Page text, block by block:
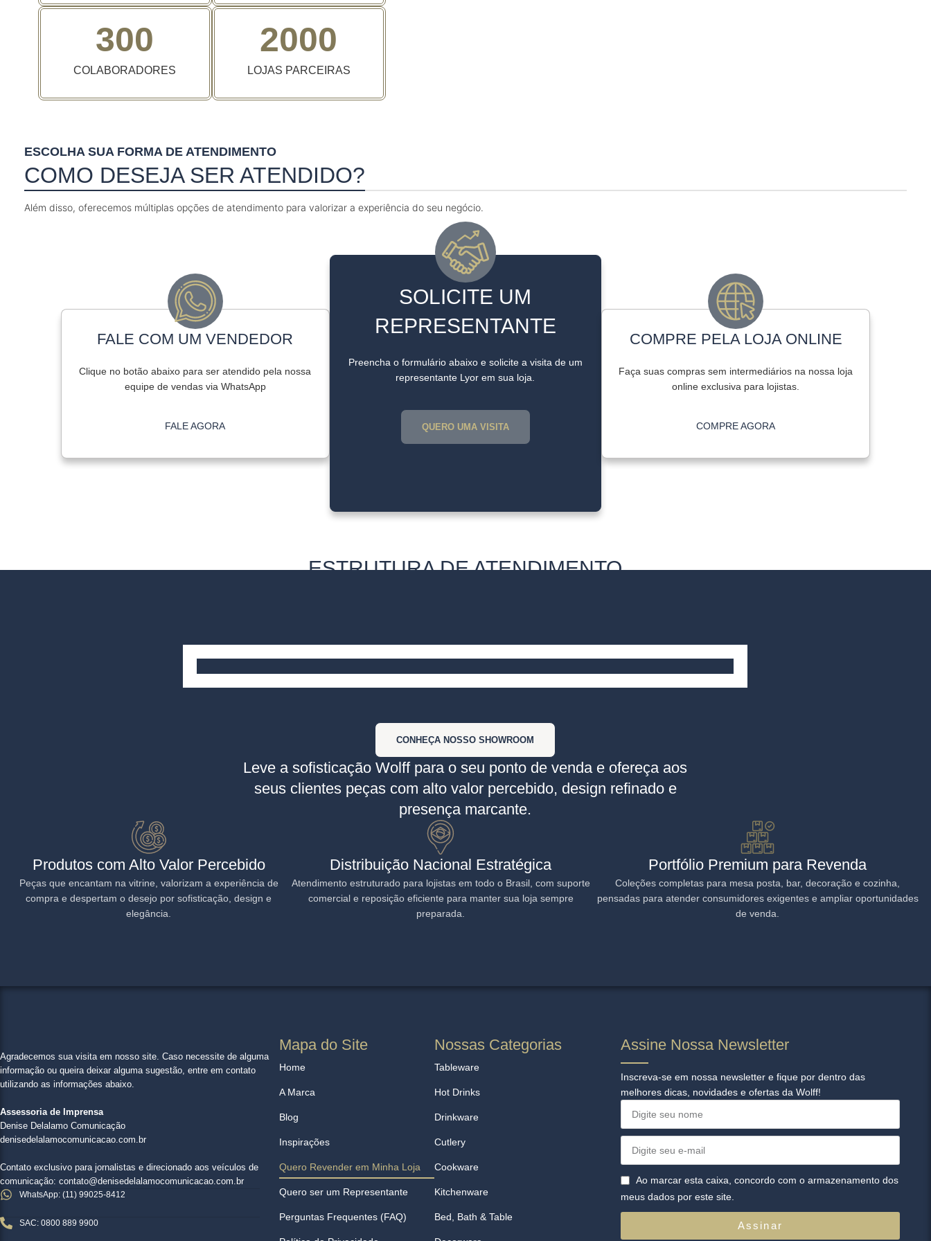
COLABORADORES
300
LOJAS PARCEIRAS
2000
ESCOLHA SUA FORMA DE ATENDIMENTO
COMO DESEJA SER ATENDIDO?
Além disso, oferecemos múltiplas opções de atendimento para valorizar a experiência do seu negócio.
FALE COM UM VENDEDOR
Clique no botão abaixo para ser atendido pela nossa
equipe de vendas via WhatsApp
FALE AGORA
SOLICITE UM
REPRESENTANTE
Preencha o formulário abaixo e solicite a visita de um
representante Lyor em sua loja.
QUERO UMA VISITA
COMPRE PELA LOJA ONLINE
Faça suas compras sem intermediários na nossa loja
online exclusiva para lojistas.
COMPRE AGORA
ESTRUTURA DE ATENDIMENTO
CONHEÇA NOSSO SHOWROOM
Leve a sofisticação Wolff para o seu ponto de venda e ofereça aos
seus clientes peças com alto valor percebido, design refinado e
presença marcante.
Produtos com Alto Valor Percebido
Peças que encantam na vitrine, valorizam a experiência de
compra e despertam o desejo por sofisticação, design e
elegância.
Distribuição Nacional Estratégica
Atendimento estruturado para lojistas em todo o Brasil, com suporte
comercial e reposição eficiente para manter sua loja sempre
preparada.
Portfólio Premium para Revenda
Coleções completas para mesa posta, bar, decoração e cozinha,
pensadas para atender consumidores exigentes e ampliar oportunidades
de venda.
Agradecemos sua visita em nosso site. Caso necessite de alguma
informação ou queira deixar alguma sugestão, entre em contato
utilizando as informações abaixo.
Assessoria de Imprensa
Denise Delalamo Comunicação
denisedelalamocomunicacao.com.br
Contato exclusivo para jornalistas e direcionado aos veículos de
comunicação: contato@denisedelalamocomunicacao.com.br
WhatsApp: (11) 99025-8412
SAC: 0800 889 9900
Mapa do Site
Home
A Marca
Blog
Inspirações
Quero Revender em Minha Loja
Quero ser um Representante
Perguntas Frequentes (FAQ)
Nossas Categorias
Tableware
Hot Drinks
Drinkware
Cutlery
Cookware
Kitchenware
Bed, Bath & Table
Assine Nossa Newsletter​
Inscreva-se em nossa newsletter e fique por dentro das
melhores dicas, novidades e ofertas da Wolff!
Ao marcar esta caixa, concordo com o armazenamento dos
meus dados por este site.
Assinar